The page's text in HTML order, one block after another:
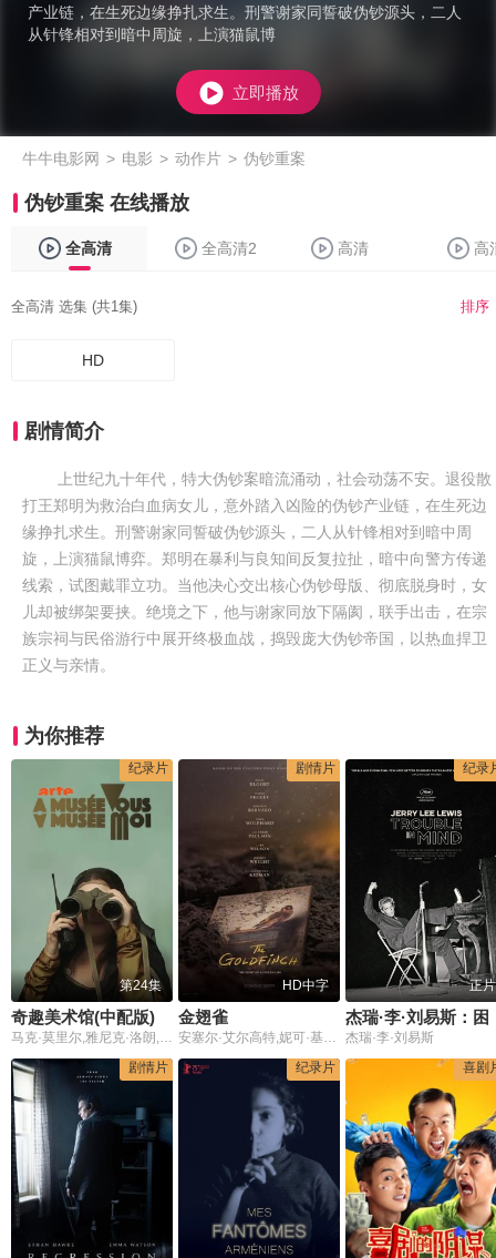
产业链，在生死边缘挣扎求生。刑警谢家同誓破伪钞源头，二人
从针锋相对到暗中周旋，上演猫鼠博
立即播放
牛牛电影网 > 电影 > 动作片 > 伪钞重案
伪钞重案 在线播放
全高清 全高清2 高清 高
全高清 选集 (共1集) 排序
HD
剧情简介
上世纪九十年代，特大伪钞案暗流涌动，社会动荡不安。退役散
打王郑明为救治白血病女儿，意外踏入凶险的伪钞产业链，在生死边
缘挣扎求生。刑警谢家同誓破伪钞源头，二人从针锋相对到暗中周
旋，上演猫鼠博弈。郑明在暴利与良知间反复拉扯，暗中向警方传递
线索，试图戴罪立功。当他决心交出核心伪钞母版、彻底脱身时，女
儿却被绑架要挟。绝境之下，他与谢家同放下隔阂，联手出击，在宗
族宗祠与民俗游行中展开终极血战，捣毁庞大伪钞帝国，以热血捍卫
正义与亲情。
为你推荐
纪录片
第24集
奇趣美术馆(中配版)
马克·莫里尔,雅尼克·洛朗,艾米琳·巴亚特,杰里米·布瓦罗,芭芭拉·博洛特纳
剧情片
HD中字
金翅雀
安塞尔·艾尔高特,妮可·基德曼,莎拉·保罗森,菲恩·伍法德,阿什莉·卡明斯,卢克·威尔逊,杰弗里·怀特,阿奈林·巴纳德,卢克·克莱恩坦克,彼得·雅各布森,丹尼斯·欧哈拉,薇拉·菲茨杰拉德,罗伯特·乔伊,乔伊·斯洛特尼克,奥克斯·费格雷,卡罗琳·戴,马德奥·范·德·格里恩,桃乐丝·麦卡锡,艾米·劳伦斯,戈登·威纳里克,蕾切尔·德·拉·托尔,尼基·陶起亚,罗伯特·约翰·加拉格尔,汉克·罗杰森,阿尔顿·菲茨杰拉德·怀特,本·霍兰兹沃思,瑞克·博兰德,阿尔玛·奎尔沃
纪录
正片
杰瑞·李·刘易斯
剧情片
纪录片 喜剧